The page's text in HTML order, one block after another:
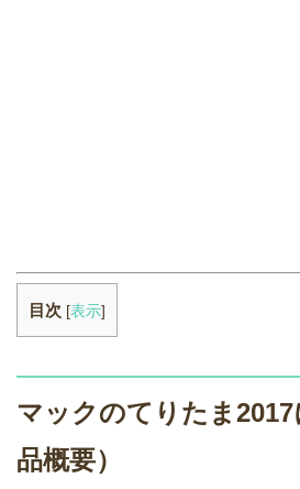
目次 [表示]
マックのてりたま
品概要）